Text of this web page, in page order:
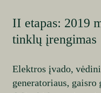
II etapas: 2019
tinklų įrengimas
Elektros įvado,
generatoriaus,